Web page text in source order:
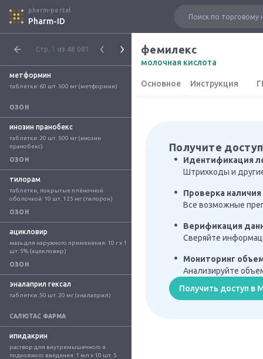
pharm-portal
Pharm-ID
Стр. 1 из 48 081
метформин
таблетки: 60 шт. 500 мг (метформин)
ОЗОН
инозин пранобекс
таблетки: 20 шт. 500 мг (инозин
пранобекс)
ОЗОН
тилорам
таблетки, покрытые плёночной
оболочкой: 10 шт. 125 мг (тилорон)
ОЗОН
ацикловир
мазь для наружного применения: 10 г x 1
шт. 5% (ацикловир)
ОЗОН
эналаприл гексал
таблетки: 50 шт. 20 мг (эналаприл)
САЛЮТАС ФАРМА
ипидакрин
раствор для внутримышечного и
подкожного введения: 1 мл x 10 шт. 5
фемилекс
молочная кислота
Основное Инструкция
Получите
Идентификация
Штрихкоды и
Проверка
Все возможные
Верификация
Сверяйте
Мониторинг
Анализируйте
Получить доступ в